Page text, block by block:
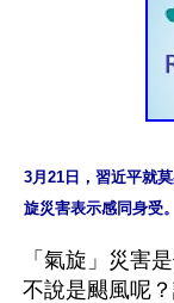
3月21日，習近平就
旋災害表示感同身受。
「氣旋」災害
不說是颶風呢